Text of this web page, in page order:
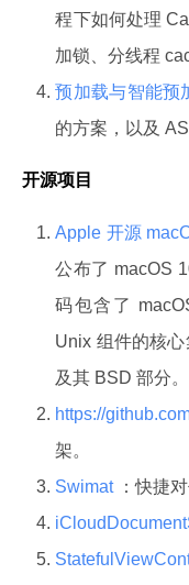
程下如何处理
加锁、分线程
预加载与智能预
的方案，以及
开源项目
Apple 开源
公布了 macOS
码包含了
Unix 组件的核
及其 BSD 部分。
https://
架。
Swimat ：快捷